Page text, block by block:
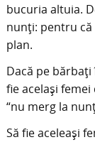
bucuria altuia.
nunți: pentru
plan.
Dacă pe
fie același
“nu merg la
Să fie aceleași